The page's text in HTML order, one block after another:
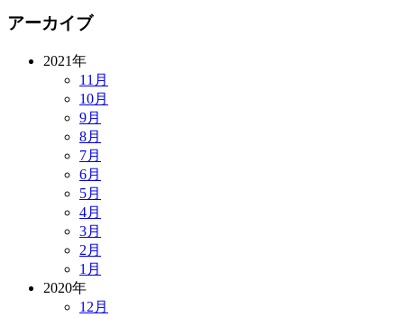
アーカイブ
2021年
11月
10月
9月
8月
7月
6月
5月
4月
3月
2月
1月
2020年
12月